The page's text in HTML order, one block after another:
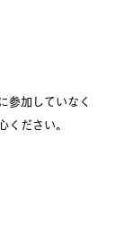
加していなく
ください。